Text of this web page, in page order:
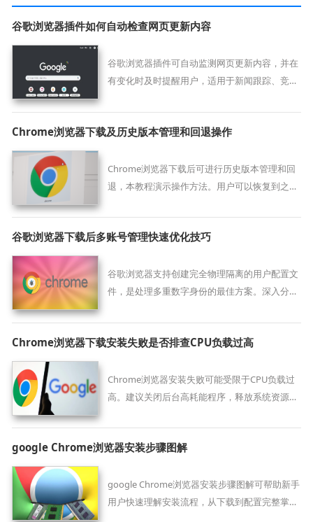
谷歌浏览器插件如何自动检查网页更新内容
谷歌浏览器插件可自动监测网页更新内容，并在
有变化时及时提醒用户，适用于新闻跟踪、竞品
Chrome浏览器下载及历史版本管理和回退操作
Chrome浏览器下载后可进行历史版本管理和回
退，本教程演示操作方法。用户可以恢复到之前
浏览器安全和稳定。
谷歌浏览器下载后多账号管理快速优化技巧
谷歌浏览器支持创建完全物理隔离的用户配置文
件，是处理多重数字身份的最佳方案。深入分析
逻辑，确保工作数据与私人偏好彻底分开，在单
台设备上实现多维度身份的丝滑切换与高度安全
Chrome浏览器下载安装失败是否排查CPU负载过高
Chrome浏览器安装失败可能受限于CPU负载过
高。建议关闭后台高耗能程序，释放系统资源，
google Chrome浏览器安装步骤图解
google Chrome浏览器安装步骤图解可帮助新手
用户快速理解安装流程，从下载到配置完整掌